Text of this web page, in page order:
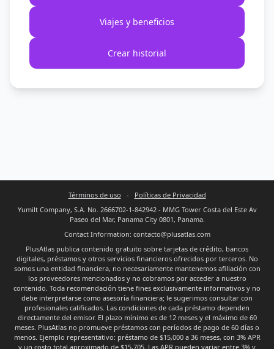
Viajes y beneficios
Crear historial
Términos de uso - Políticas de Privacidad
Yumilt Company, S.A. No. 2666702-1-842942 - MMG Tower Costa del Este Av
Paseo del Mar, Panama City 0801, Panama.
Contact Information: contacto@plusatlas.com
PlusAtlas publica contenido gratuito sobre tarjetas de crédito, bancos
digitales, préstamos y otros servicios financieros ofrecidos por terceros. No
somos una entidad financiera, no necesariamente mantenemos afiliación con
los proveedores mencionados y no cobramos por acceder a nuestro
contenido. Toda recomendación tiene fines exclusivamente informativos y no
debe interpretarse como asesoría financiera; le sugerimos consultar con
profesionales calificados. Las condiciones de cada préstamo dependen
directamente del emisor. El plazo mínimo es de 12 meses y el máximo de 60
meses. PlusAtlas no promueve préstamos con períodos de pago de 60 días o
menos. Ejemplo representativo: préstamo de $15,000 a 36 meses, con 3% APR
y un costo total aproximado de $15,705. Las APR pueden variar entre 3% y